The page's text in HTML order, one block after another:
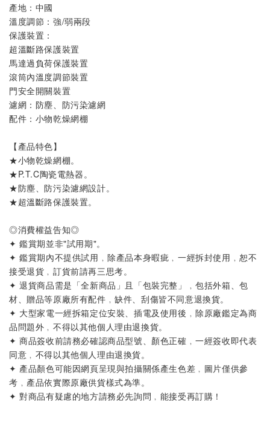
產地 ：中國
溫度調節 ：強/弱兩段
保護裝置 ：
超溫斷路保護裝置
馬達過負荷保護裝置
滾筒內溫度調節裝置
門安全開關裝置
濾網 ： 防塵、防污染濾網
配件 ： 小物乾燥網棚
【產品特色】
★小物乾燥網棚。
★P.T.C陶瓷電熱器 。
★防塵、防污染濾網設計。
★超溫斷路保護裝置。
◎消費權益告知◎
✦ 鑑賞期並非"試用期"。
✦ 鑑賞期內不提供試用﹐除產品本身暇疵﹐一經拆封使用﹐恕不
接受退貨﹐訂貨前請再三思考。
✦ 退貨商品需是「全新商品」且「包裝完整」﹐包括外箱、包
材、贈品等原廠所有配件﹐缺件、刮傷皆不同意退換貨。
✦ 大型家電一經拆箱定位安裝、插電及使用後﹐除原廠鑑定為商
品問題外﹐不得以其他個人理由退換貨。
✦ 商品簽收前請務必確認商品型號、顏色正確﹐一經簽收即代表
同意﹐不得以其他個人理由退換貨。
✦ 產品顏色可能因網頁呈現與拍攝關係產生色差﹐圖片僅供參
考﹐產品依實際原廠供貨樣式為準。
✦ 對商品有疑慮的地方請務必先詢問﹐能接受再訂購！